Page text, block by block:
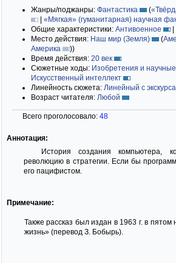
Жанры/поджанры: Фантастика (
| «Мягкая» (гуманитарная) научная
Общие характеристики: Антивоенное |
Место действия: Наш мир (Земля) (
Америка
))
Время действия: 20 век
Сюжетные ходы: Изобретения и
Искусственный интеллект
Линейность сюжета: Линейный с
Возраст читателя: Любой
Всего проголосовало: 48
Аннотация:
История создания компьютера,
революцию в стратегии. Если бы
его пацифистом.
Примечание:
Также рассказ был издан в 1963 г. в
жизнь» (перевод З. Бобырь).